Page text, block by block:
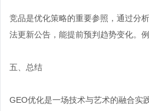
竞品是优化策略的重要参照，通过分
法更新公告，能提前预判趋势变化。
五、总结
GEO优化是一场技术与艺术的融合实